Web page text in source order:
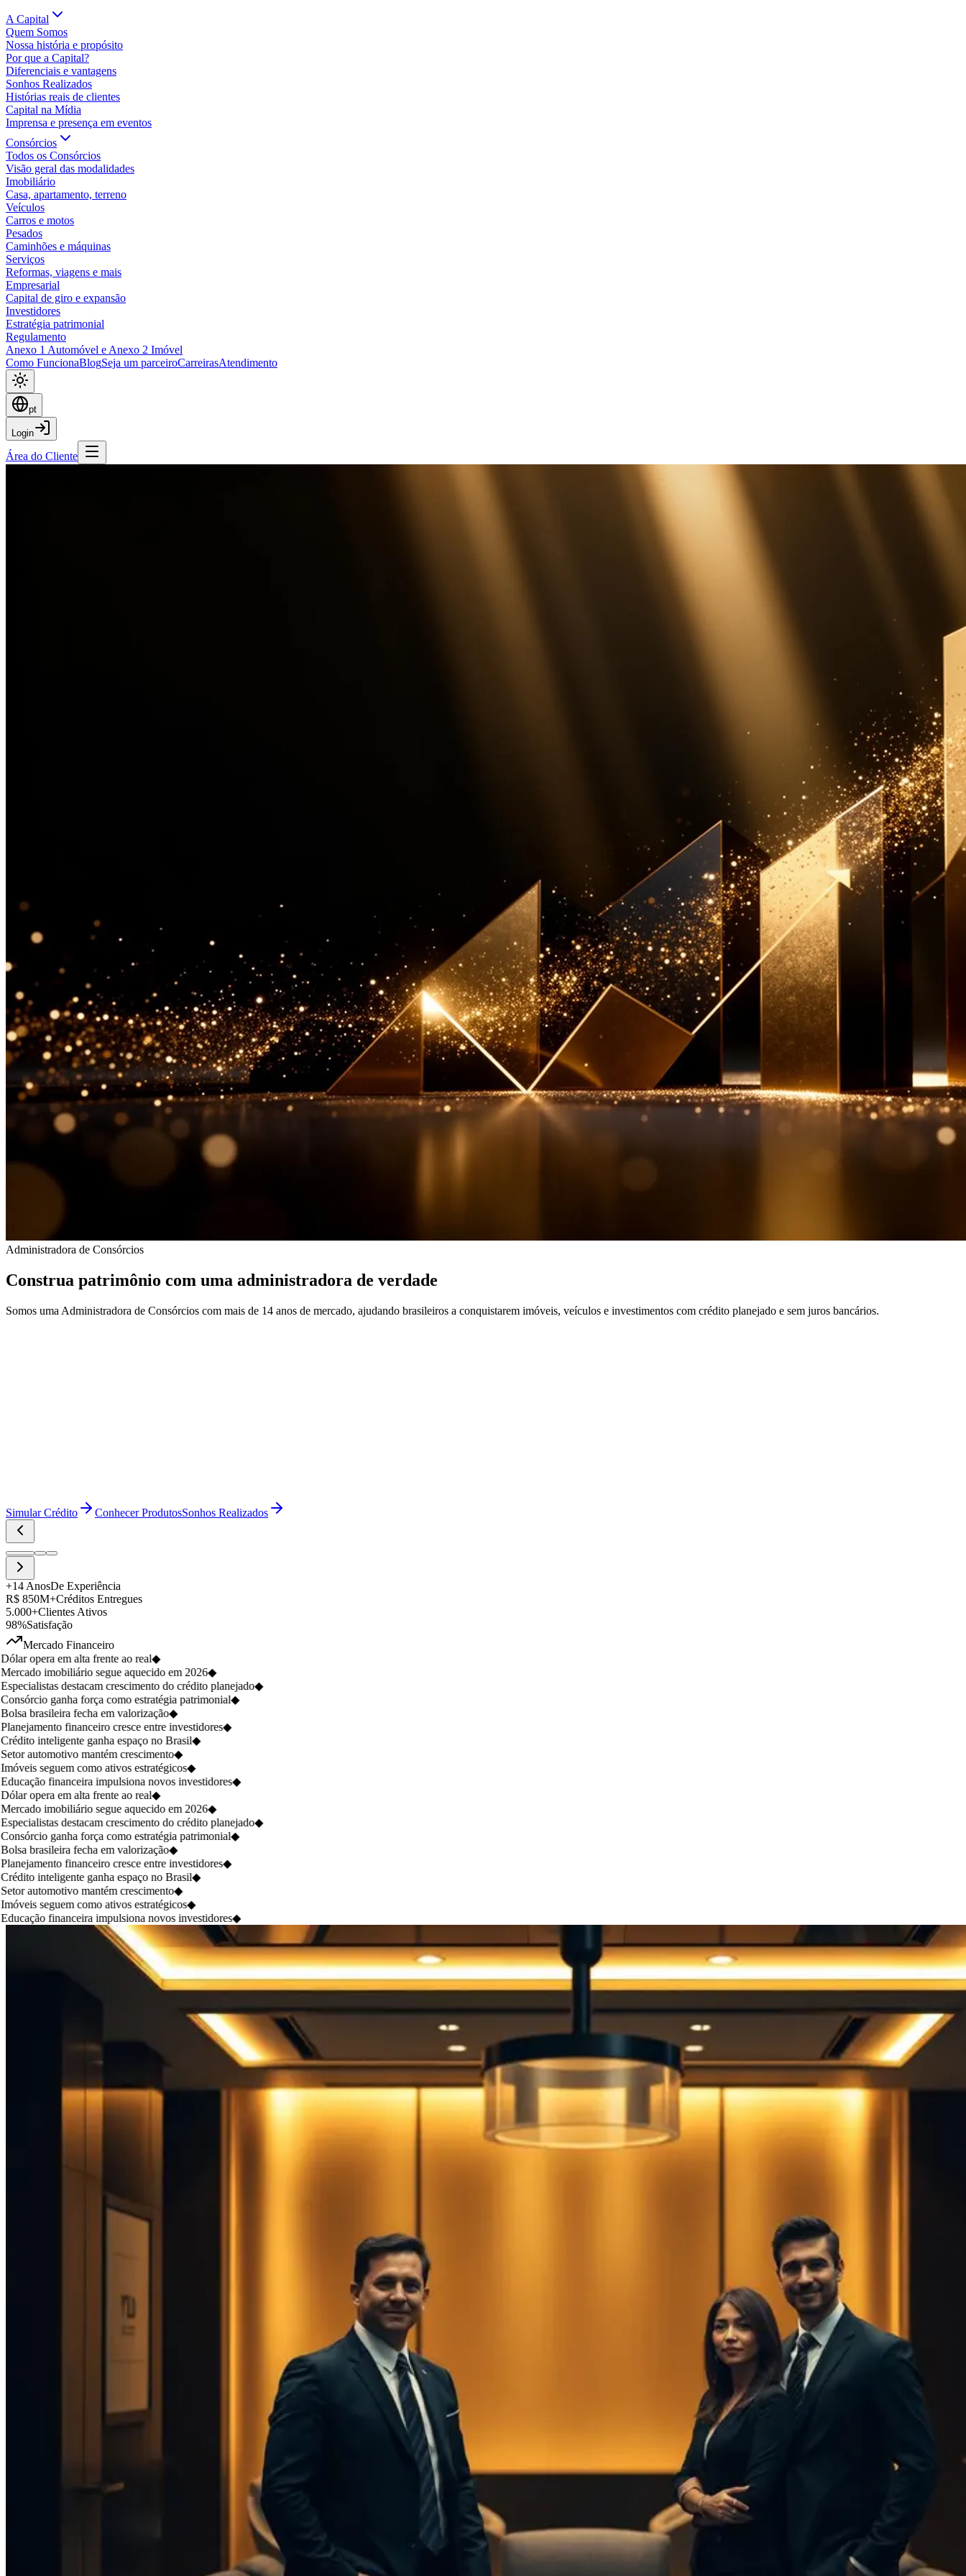
A Capital
Quem Somos
Nossa história e propósito
Por que a Capital?
Diferenciais e vantagens
Sonhos Realizados
Histórias reais de clientes
Capital na Mídia
Imprensa e presença em eventos
Consórcios
Todos os Consórcios
Visão geral das modalidades
Imobiliário
Casa, apartamento, terreno
Veículos
Carros e motos
Pesados
Caminhões e máquinas
Serviços
Reformas, viagens e mais
Empresarial
Capital de giro e expansão
Investidores
Estratégia patrimonial
Regulamento
Anexo 1 Automóvel e Anexo 2 Imóvel
Como FuncionaBlogSeja um parceiroCarreirasAtendimento
pt
Login
Área do Cliente
Administradora de Consórcios
Construa patrimônio com uma administradora de verdade
Somos uma Administradora de Consórcios com mais de 14 anos de mercado, ajudando brasileiros a conquistarem imóveis, veículos e investimentos com crédito planejado e sem juros bancários.
Simular Crédito Conhecer ProdutosSonhos Realizados
+14 AnosDe Experiência
R$ 850M+Créditos Entregues
5.000+Clientes Ativos
98%Satisfação
Mercado Financeiro
opera em alta frente ao real◆
imobiliário segue aquecido em 2026◆
destacam crescimento do crédito planejado◆
ganha força como estratégia patrimonial◆
brasileira fecha em valorização◆
financeiro cresce entre investidores◆
inteligente ganha espaço no Brasil◆
automotivo mantém crescimento◆
seguem como ativos estratégicos◆
financeira impulsiona novos investidores◆
opera em alta frente ao real◆
imobiliário segue aquecido em 2026◆
destacam crescimento do crédito planejado◆
ganha força como estratégia patrimonial◆
brasileira fecha em valorização◆
financeiro cresce entre investidores◆
inteligente ganha espaço no Brasil◆
automotivo mantém crescimento◆
seguem como ativos estratégicos◆
financeira impulsiona novos investidores◆